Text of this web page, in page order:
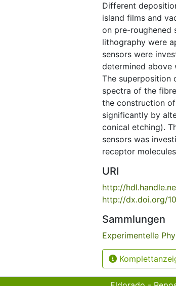
Different
island films and
on pre-roughened
lithography were
sensors were
determined above
The superposition
spectra of the
the construction
significantly by
conical etching).
sensors was
receptor
URI
http://
http://dx.doi.org/
Sammlungen
Experimentelle